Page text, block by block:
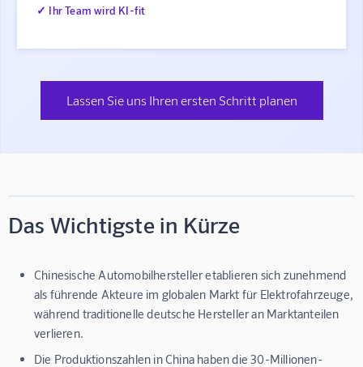
✓ Ihr Team wird KI-fit
Lassen Sie uns Ihren ersten Schritt planen
Das Wichtigste in Kürze
Chinesische Automobilhersteller etablieren sich zunehmend
als führende Akteure im globalen Markt für Elektrofahrzeuge,
während traditionelle deutsche Hersteller an Marktanteilen
verlieren.
Die Produktionszahlen in China haben die 30-Millionen-